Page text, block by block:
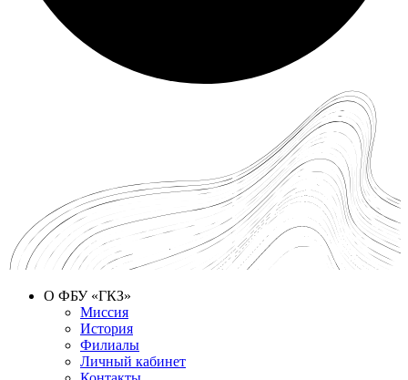
О ФБУ «ГКЗ»
Миссия
История
Филиалы
Личный кабинет